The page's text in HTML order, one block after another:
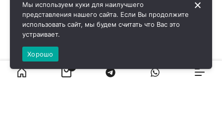
Мы используем куки для наилучшего
представления нашего сайта. Если Вы продолжите
использовать сайт, мы будем считать что Вас это
устраивает.
Хорошо